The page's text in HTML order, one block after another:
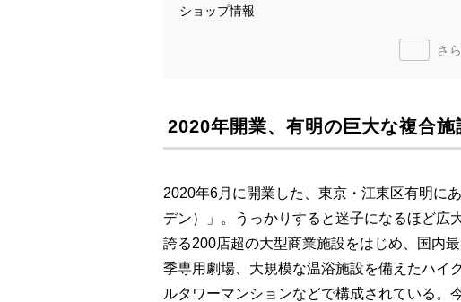
ショップ情報
さ
2020年開業、有明の巨大な複合施
2020年6月に開業した、東京・江東区有明に
デン）」。うっかりすると迷子になるほど広
誇る200店超の大型商業施設をはじめ、国内
季専用劇場、大規模な温浴施設を備えたハイ
ルタワーマンションなどで構成されている。